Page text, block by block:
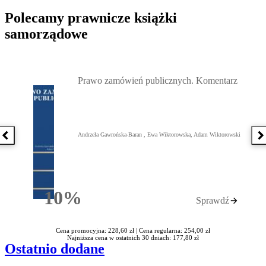
Polecamy prawnicze książki
samorządowe
Poprzednia książka
10%Rabatu
Prawo zamówień publicznych. Komentarz
Andrzela Gawrońska-Baran , Ewa Wiktorowska, Adam Wiktorowski
Sprawdź
Cena promocyjna: 228,60 zł | Cena regularna: 254,00 zł
Najniższa cena w ostatnich 30 dniach: 177,80 zł
Ostatnio dodane